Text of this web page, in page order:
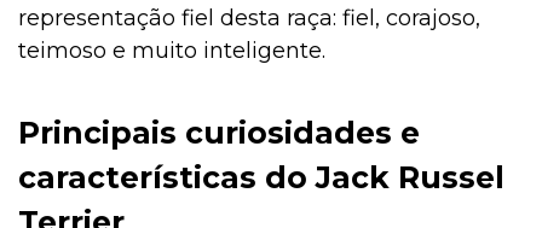
representação fiel desta raça: fiel, corajoso,
teimoso e muito inteligente.
Principais curiosidades e
características do Jack Russel